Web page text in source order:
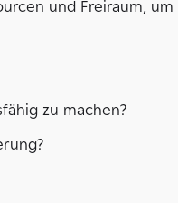
und Freiraum,
zu machen?